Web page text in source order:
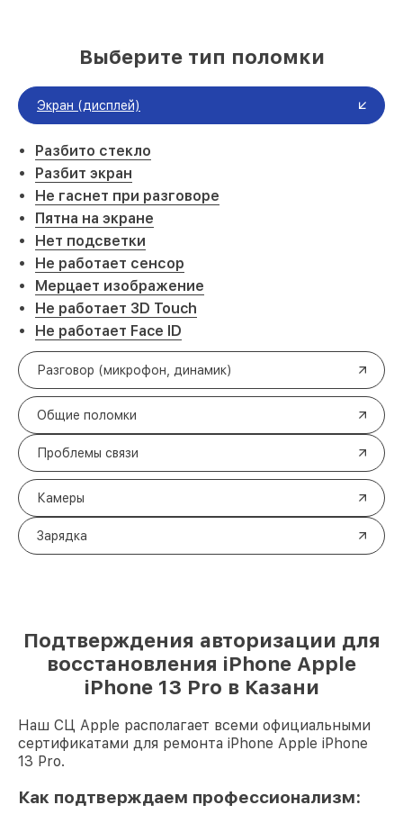
Выберите тип поломки
Экран (дисплей)
Разбито стекло
Разбит экран
Не гаснет при разговоре
Пятна на экране
Нет подсветки
Не работает сенсор
Мерцает изображение
Не работает 3D Touch
Не работает Face ID
Разговор (микрофон, динамик)
Общие поломки
Проблемы связи
Камеры
Зарядка
Подтверждения авторизации для
восстановления iPhone Apple
iPhone 13 Pro в Казани
Наш СЦ Apple располагает всеми официальными
сертификатами для ремонта iPhone Apple iPhone
13 Pro.
Как подтверждаем профессионализм: